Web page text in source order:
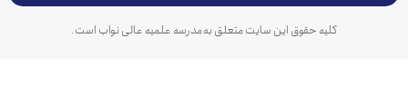
کلیه حقوق این سایت متعلق به مدرسه علمیه عالی نواب است.